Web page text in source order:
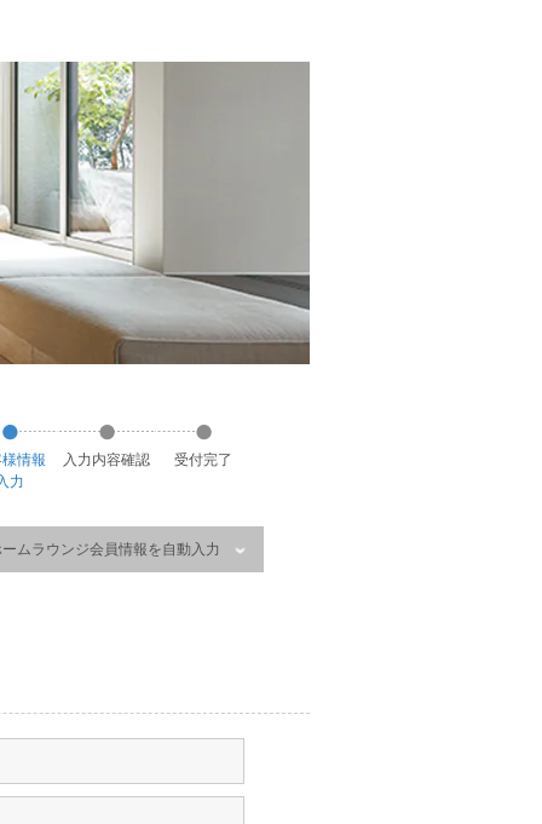
様情報
力
入力内容確認 受付完了
ムラウンジ会員情報を自動入力